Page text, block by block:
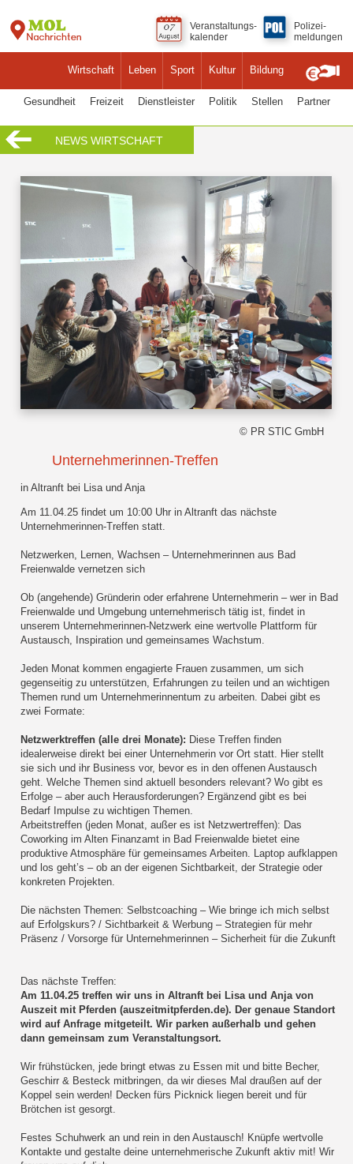
Wirtschaft Leben Sport Kultur Bildung
Veranstaltungs-
kalender
Polizei-
meldungen
Gesundheit Freizeit Dienstleister Politik Stellen Partner
NEWS WIRTSCHAFT
© PR STIC GmbH
Unternehmerinnen-Treffen
in Altranft bei Lisa und Anja
Am 11.04.25 findet um 10:00 Uhr in Altranft das nächste
Unternehmerinnen-Treffen statt.
Netzwerken, Lernen, Wachsen – Unternehmerinnen aus Bad
Freienwalde vernetzen sich
Ob (angehende) Gründerin oder erfahrene Unternehmerin – wer in Bad
Freienwalde und Umgebung unternehmerisch tätig ist, findet in
unserem Unternehmerinnen-Netzwerk eine wertvolle Plattform für
Austausch, Inspiration und gemeinsames Wachstum.
Jeden Monat kommen engagierte Frauen zusammen, um sich
gegenseitig zu unterstützen, Erfahrungen zu teilen und an wichtigen
Themen rund um Unternehmerinnentum zu arbeiten. Dabei gibt es
zwei Formate:
Netzwerktreffen (alle drei Monate): Diese Treffen finden
idealerweise direkt bei einer Unternehmerin vor Ort statt. Hier stellt
sie sich und ihr Business vor, bevor es in den offenen Austausch
geht. Welche Themen sind aktuell besonders relevant? Wo gibt es
Erfolge – aber auch Herausforderungen? Ergänzend gibt es bei
Bedarf Impulse zu wichtigen Themen.
Arbeitstreffen (jeden Monat, außer es ist Netzwertreffen): Das
Coworking im Alten Finanzamt in Bad Freienwalde bietet eine
produktive Atmosphäre für gemeinsames Arbeiten. Laptop aufklappen
und los geht’s – ob an der eigenen Sichtbarkeit, der Strategie oder
konkreten Projekten.
Die nächsten Themen: Selbstcoaching – Wie bringe ich mich selbst
auf Erfolgskurs? / Sichtbarkeit & Werbung – Strategien für mehr
Präsenz / Vorsorge für Unternehmerinnen – Sicherheit für die Zukunft
Das nächste Treffen:
Am 11.04.25 treffen wir uns in Altranft bei Lisa und Anja von
Auszeit mit Pferden (auszeitmitpferden.de). Der genaue Standort
wird auf Anfrage mitgeteilt. Wir parken außerhalb und gehen
dann gemeinsam zum Veranstaltungsort.
Wir frühstücken, jede bringt etwas zu Essen mit und bitte Becher,
Geschirr & Besteck mitbringen, da wir dieses Mal draußen auf der
Koppel sein werden! Decken fürs Picknick liegen bereit und für
Brötchen ist gesorgt.
Festes Schuhwerk an und rein in den Austausch! Knüpfe wertvolle
Kontakte und gestalte deine unternehmerische Zukunft aktiv mit! Wir